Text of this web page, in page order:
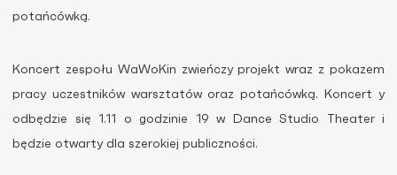
potańcówką.
Koncert zespołu WaWoKin zwieńczy projekt wraz z pokazem
pracy uczestników warsztatów oraz potańcówką. Koncert y
odbędzie się 1.11 o godzinie 19 w Dance Studio Theater i
będzie otwarty dla szerokiej publiczności.